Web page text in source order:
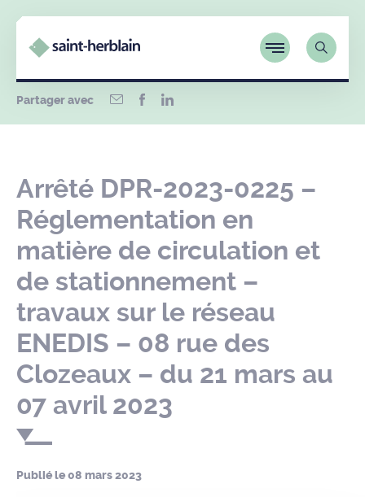
Partager avec
Arrêté DPR-2023-0225 –
Réglementation en
matière de circulation et
de stationnement –
travaux sur le réseau
ENEDIS – 08 rue des
Clozeaux – du 21 mars au
07 avril 2023
Publié le08 mars 2023